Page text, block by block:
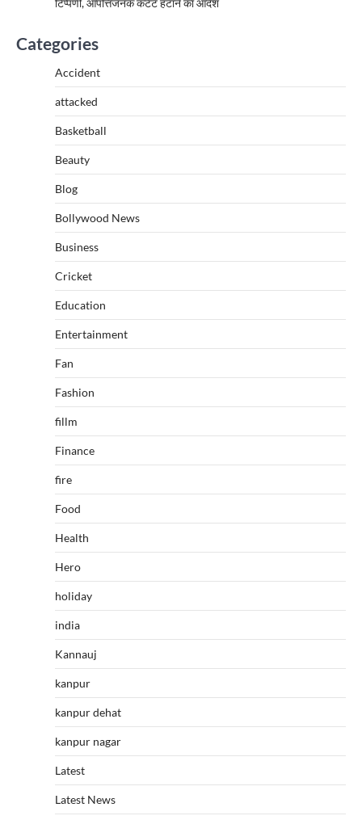
Categories
Accident
attacked
Basketball
Beauty
Blog
Bollywood News
Business
Cricket
Education
Entertainment
Fan
Fashion
fillm
Finance
fire
Food
Health
Hero
holiday
india
Kannauj
kanpur
kanpur dehat
kanpur nagar
Latest
Latest News